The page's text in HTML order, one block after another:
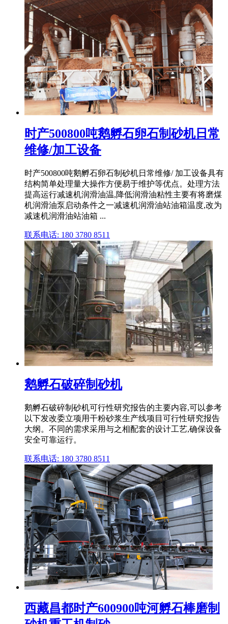
时产500800吨鹅孵石卵石制砂机日常
维修/加工设备
时产500800吨鹅孵石卵石制砂机日常维修/ 加工设备具有
结构简单处理量大操作方便易于维护等优点。处理方法
提高运行减速机润滑油温,降低润滑油粘性主要有将磨煤
机润滑油泵启动条件之一减速机润滑油站油箱温度,改为
减速机润滑油站油箱 ...
联系电话: 180 3780 8511
鹅孵石破碎制砂机
鹅孵石破碎制砂机可行性研究报告的主要内容,可以参考
以下发改委立项用干粉砂浆生产线项目可行性研究报告
大纲。不同的需求采用与之相配套的设计工艺,确保设备
安全可靠运行。
联系电话: 180 3780 8511
西藏昌都时产600900吨河孵石棒磨制